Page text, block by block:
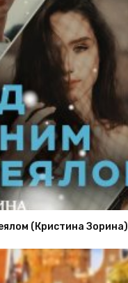
(Кристина Зорина)